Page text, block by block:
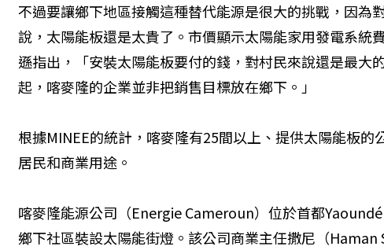
不過要讓鄉下地區接觸這種替代能源是很大的挑戰，因為
說，太陽能板還是太貴了。市價顯示太陽能家用發電系統
遜指出，「安裝太陽能板要付的錢，對村民來說還是最大
起，喀麥隆的企業並非把銷售目標放在鄉下。」
根據MINEE的統計，喀麥隆有25間以上、提供太陽能板的
居民和商業用途。
喀麥隆能源公司（Energie Cameroun）位於首都
鄉下社區裝設太陽能街燈。該公司商業主任撒尼（Haman